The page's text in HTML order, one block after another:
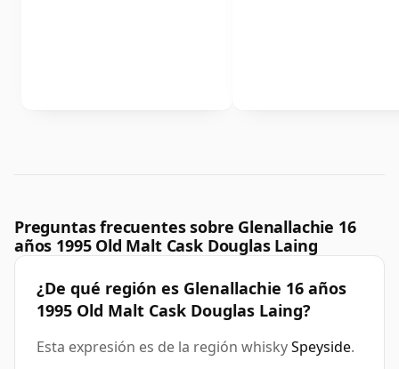
Preguntas frecuentes sobre Glenallachie 16
años 1995 Old Malt Cask Douglas Laing
¿De qué región es Glenallachie 16 años
1995 Old Malt Cask Douglas Laing?
Esta expresión es de la región whiskySpeyside.